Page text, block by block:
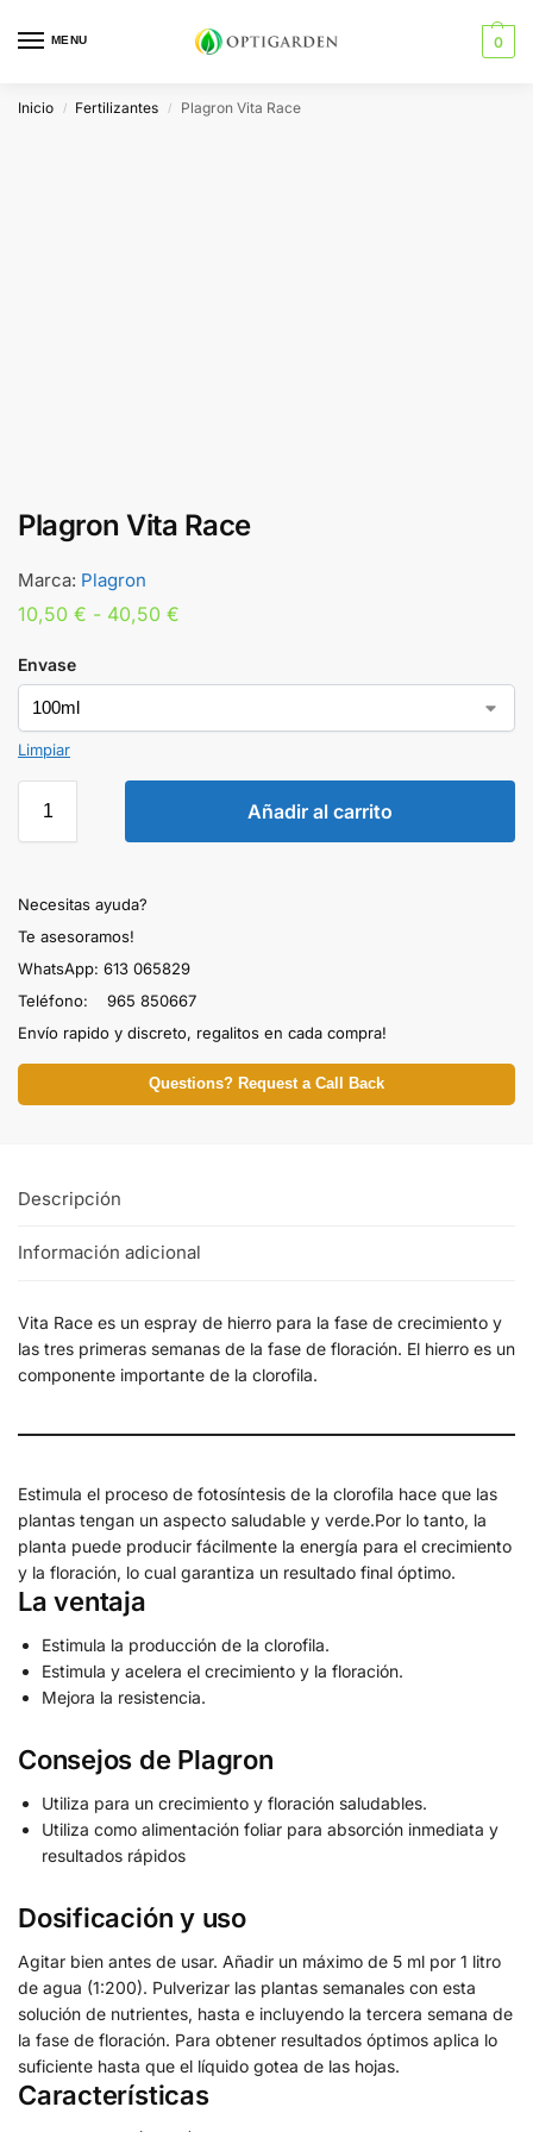
MENU 0
Inicio / Fertilizantes / Plagron Vita Race
Plagron Vita Race
Marca: Plagron
10,50 € - 40,50 €
Envase
Limpiar
Añadir al carrito
Necesitas ayuda?
Te asesoramos!
WhatsApp: 613 065829
Teléfono: 965 850667
Envío rapido y discreto, regalitos en cada compra!
Questions? Request a Call Back
Descripción
Información adicional
Vita Race es un espray de hierro para la fase de crecimiento y
las tres primeras semanas de la fase de floración. El hierro es un
componente importante de la clorofila.
Estimula el proceso de fotosíntesis de la clorofila hace que las
plantas tengan un aspecto saludable y verde.Por lo tanto, la
planta puede producir fácilmente la energía para el crecimiento
y la floración, lo cual garantiza un resultado final óptimo.
La ventaja
Estimula la producción de la clorofila.
Estimula y acelera el crecimiento y la floración.
Mejora la resistencia.
Consejos de Plagron
Utiliza para un crecimiento y floración saludables.
Utiliza como alimentación foliar para absorción inmediata y
resultados rápidos
Dosificación y uso
Agitar bien antes de usar. Añadir un máximo de 5 ml por 1 litro
de agua (1:200). Pulverizar las plantas semanales con esta
solución de nutrientes, hasta e incluyendo la tercera semana de
la fase de floración. Para obtener resultados óptimos aplica lo
suficiente hasta que el líquido gotea de las hojas.
Características